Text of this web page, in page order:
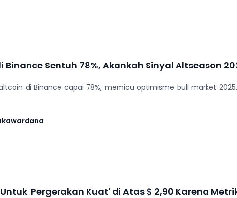
Sentuh 78%, Akankah Sinyal Altseason
di Binance capai 78%, memicu optimisme bull market
Untuk 'Pergerakan Kuat' di Atas $ 2,90 Karena